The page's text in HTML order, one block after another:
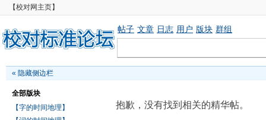
【校对网主页】
帖子 文章 日志 用户 版块 群组
« 隐藏侧边栏
全部版块
【字的时间地理】
抱歉，没有找到相关的精华帖。